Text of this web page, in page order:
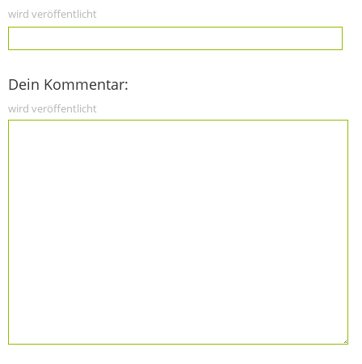
wird veröffentlicht
Dein Kommentar:
wird veröffentlicht